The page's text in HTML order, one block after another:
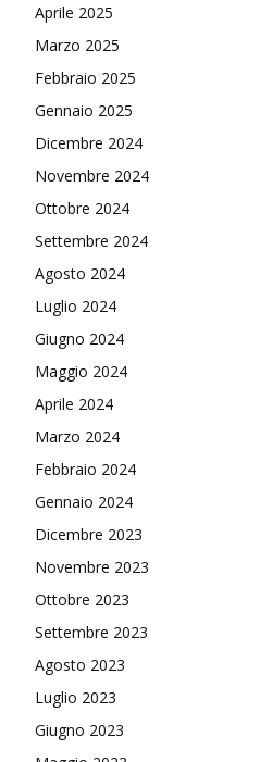
Aprile 2025
Marzo 2025
Febbraio 2025
Gennaio 2025
Dicembre 2024
Novembre 2024
Ottobre 2024
Settembre 2024
Agosto 2024
Luglio 2024
Giugno 2024
Maggio 2024
Aprile 2024
Marzo 2024
Febbraio 2024
Gennaio 2024
Dicembre 2023
Novembre 2023
Ottobre 2023
Settembre 2023
Agosto 2023
Luglio 2023
Giugno 2023